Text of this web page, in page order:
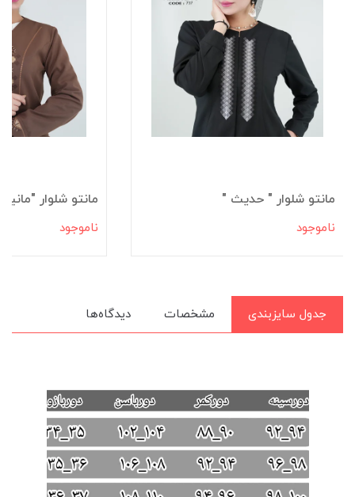
مانتو شلوار " حدیث "
ناموجود
مانتو شلوار
ناموجود
جدول سایزبندی مشخصات دیدگاه‌ها